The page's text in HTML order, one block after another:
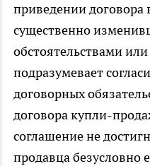
приведении договора
существенно
обстоятельствами
подразумевает
договорных
договора купли-
соглашение не
продавца безусловно